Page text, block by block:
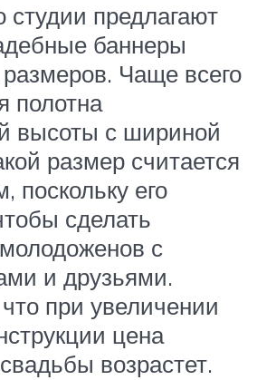
предлагают
баннеры
Чаще всего
полотна
высоты с шириной
размер считается
поскольку его
сделать
с
и друзьями.
при увеличении
цена
возрастет.